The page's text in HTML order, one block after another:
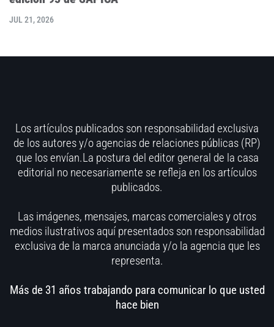
JUL 21, 2026
Los artículos publicados son responsabilidad exclusiva
de los autores y/o agencias de relaciones públicas (RP)
que los envían.La postura del editor general de la casa
editorial no necesariamente se refleja en los artículos
publicados.
Las imágenes, mensajes, marcas comerciales y otros
medios ilustrativos aquí presentados son responsabilidad
exclusiva de la marca anunciada y/o la agencia que les
representa.
Más de 31 años trabajando para comunicar lo que usted
hace bien